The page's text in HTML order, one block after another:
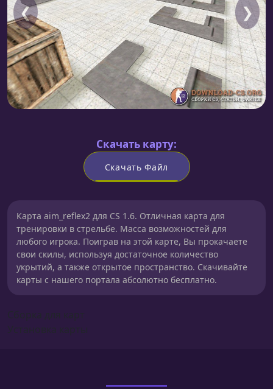
❮ ❯
Скачать карту:
Скачать Файл
Карта aim_reflex2 для CS 1.6. Отличная карта для
тренировки в стрельбе. Масса возможностей для
любого игрока. Поиграв на этой карте, Вы прокачаете
свои скилы, используя достаточное количество
укрытий, а также открытое пространство. Скачивайте
карты с нашего портала абсолютно бесплатно.